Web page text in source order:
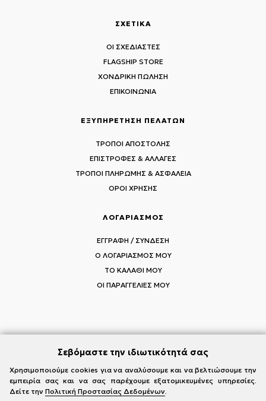
ΣΧΕΤΙΚΑ
ΟΙ ΣΧΕΔΙΑΣΤΕΣ
FLAGSHIP STORE
ΧΟΝΔΡΙΚΗ ΠΩΛΗΣΗ
ΕΠΙΚΟΙΝΩΝΙΑ
ΕΞΥΠΗΡΕΤΗΣΗ ΠΕΛΑΤΩΝ
ΤΡΟΠΟΙ ΑΠΟΣΤΟΛΗΣ
ΕΠΙΣΤΡΟΦΕΣ & ΑΛΛΑΓΕΣ
ΤΡΟΠΟΙ ΠΛΗΡΩΜΗΣ & ΑΣΦΑΛΕΙΑ
ΟΡΟΙ ΧΡΗΣΗΣ
ΛΟΓΑΡΙΑΣΜΟΣ
ΕΓΓΡΑΦΗ / ΣΥΝΔΕΣΗ
Ο ΛΟΓΑΡΙΑΣΜΟΣ ΜΟΥ
ΤΟ ΚΑΛΑΘΙ ΜΟΥ
ΟΙ ΠΑΡΑΓΓΕΛΙΕΣ ΜΟΥ
Visit InstagramVisit FacebookVisit Vimeo
Σεβόμαστε την ιδιωτικότητά σας
Χρησιμοποιούμε cookies για να αναλύσουμε και να βελτιώσουμε την
εμπειρία σας και να σας παρέχουμε εξατομικευμένες υπηρεσίες.
Δείτε την Πολιτική Προστασίας Δεδομένων.